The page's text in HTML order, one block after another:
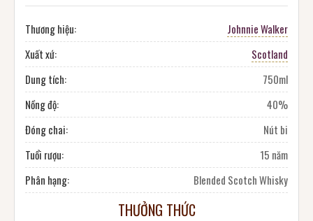
Thương hiệu:
Johnnie Walker
Xuất xứ:
Scotland
Dung tích:
750ml
Nồng độ:
40%
Đóng chai:
Nút bi
Tuổi rượu:
15 năm
Phân hạng:
Blended Scotch Whisky
THƯỞNG THỨC